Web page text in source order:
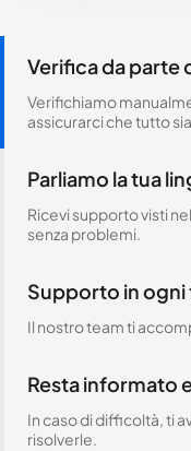
Verifica da parte
Verifichiamo
assicurarci che tutto
Parliamo la tua
Ricevi supporto visti
senza problemi.
Supporto in ogni
Il nostro team ti
Resta informato
In caso di difficoltà, ti
risolverle.